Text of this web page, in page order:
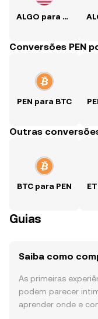
ALGO para USD
Conversões PEN
PEN para BTC
Outras
BTC para PEN
Guias
Saiba como
As primeiras
podem parecer
aprender onde e